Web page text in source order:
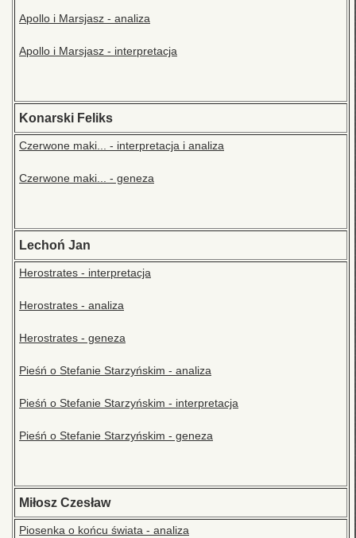
Apollo i Marsjasz - analiza
Apollo i Marsjasz - interpretacja
Konarski Feliks
Czerwone maki... - interpretacja i analiza
Czerwone maki... - geneza
Lechoń Jan
Herostrates - interpretacja
Herostrates - analiza
Herostrates - geneza
Pieśń o Stefanie Starzyńskim - analiza
Pieśń o Stefanie Starzyńskim - interpretacja
Pieśń o Stefanie Starzyńskim - geneza
Miłosz Czesław
Piosenka o końcu świata - analiza